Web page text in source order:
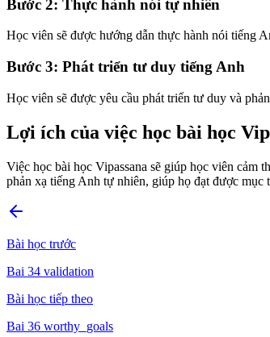
Bước 2: Thực hành nói tự nhiên
Học viên sẽ được hướng dẫn thực hành nói tiếng
Bước 3: Phát triển tư duy tiếng Anh
Học viên sẽ được yêu cầu phát triển tư duy và
Lợi ích của việc học bài học
Việc học bài học Vipassana sẽ giúp học viên cảm
phản xạ tiếng Anh tự nhiên, giúp họ đạt được mục
Bài học trước
Bai 34 validation
Bài học tiếp theo
Bai 36 worthy_goals